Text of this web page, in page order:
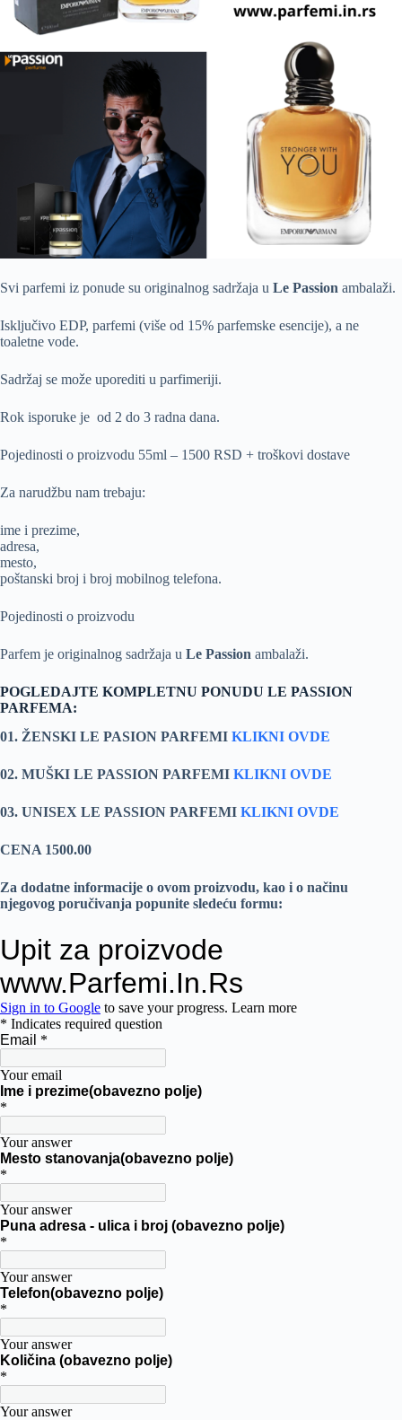
Svi parfemi iz ponude su originalnog sadržaja u Le Passion ambalaži.
Isključivo EDP, parfemi (više od 15% parfemske esencije), a ne
toaletne vode.
Sadržaj se može uporediti u parfimeriji.
Rok isporuke je od 2 do 3 radna dana.
Pojedinosti o proizvodu 55ml – 1500 RSD + troškovi dostave
Za narudžbu nam trebaju:
ime i prezime,
adresa,
mesto,
poštanski broj i broj mobilnog telefona.
Pojedinosti o proizvodu
Parfem je originalnog sadržaja u Le Passion ambalaži.
POGLEDAJTE KOMPLETNU PONUDU LE PASSION
PARFEMA:
01. ŽENSKI LE PASION PARFEMI KLIKNI OVDE
02. MUŠKI LE PASSION PARFEMI KLIKNI OVDE
03. UNISEX LE PASSION PARFEMI KLIKNI OVDE
CENA 1500.00
Za dodatne informacije o ovom proizvodu, kao i o načinu
njegovog poručivanja popunite sledeću formu: